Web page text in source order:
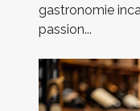
gastronomie
passion...